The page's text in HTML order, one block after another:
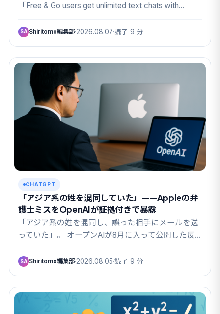
「Free & Go users get unlimited text chats with…
SA Shiritomo編集部 2026.08.07 読了 9 分
CHATGPT
「アジア系の姓を混同していた」——Appleの弁
護士ミスをOpenAIが証拠付きで暴露
「アジア系の姓を混同し、誤った相手にメールを送
っていた」。 オープンAIが8月に入って公開した反
SA Shiritomo編集部 2026.08.05 読了 9 分